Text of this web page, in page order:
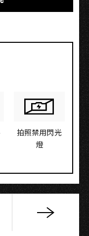
拍照禁用閃光
燈